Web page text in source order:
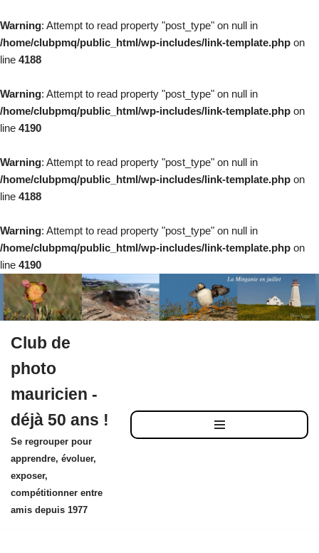
Warning: Attempt to read property "post_type" on null in
/home/clubpmq/public_html/wp-includes/link-template.php on
line 4188
Warning: Attempt to read property "post_type" on null in
/home/clubpmq/public_html/wp-includes/link-template.php on
line 4190
Warning: Attempt to read property "post_type" on null in
/home/clubpmq/public_html/wp-includes/link-template.php on
line 4188
Warning: Attempt to read property "post_type" on null in
/home/clubpmq/public_html/wp-includes/link-template.php on
line 4190
au
contenu
Club de
photo
mauricien -
déjà 50 ans !
Se regrouper pour
apprendre, évoluer,
exposer,
compétitionner entre
amis depuis 1977